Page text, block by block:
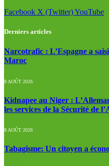
Facebook X (Twitter)YouTube
Derniers articles
Narcotrafic : L’Espagne a
Maroc
8 AOÛT 2026
Kidnapee au Niger :
les services de la Sécurité de
8 AOÛT 2026
Tabagisme: Un citoyen a